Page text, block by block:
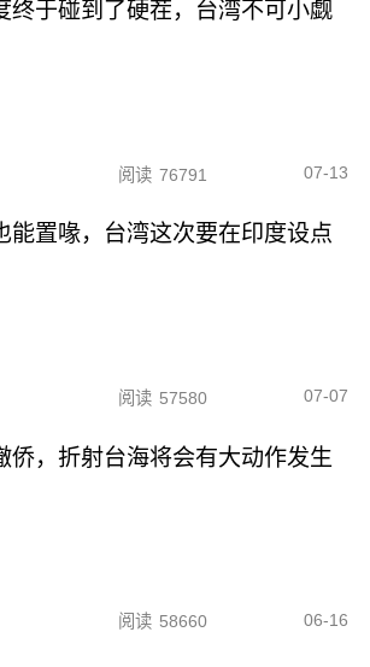
终于碰到了硬茬，台湾不可小觑
阅读 76791 07-13
能置喙，台湾这次要在印度设点
阅读 57580 07-07
侨，折射台海将会有大动作发生
阅读 58660 06-16